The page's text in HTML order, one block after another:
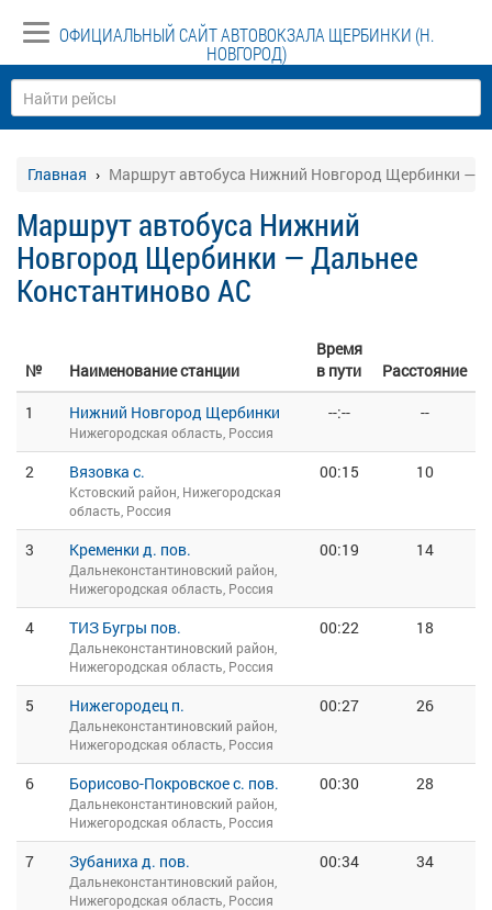
ОФИЦИАЛЬНЫЙ САЙТ АВТОВОКЗАЛА ЩЕРБИНКИ (Н.
НОВГОРОД)
Главная Маршрут автобуса Нижний Новгород Щербинки —
Маршрут автобуса Нижний
Новгород Щербинки — Дальнее
Константиново АС
№ Наименование станции
Время
в пути
Расстояние
1
Нижний Новгород Щербинки
Нижегородская область, Россия
--:-- --
2 Вязовка с.
Кстовский район, Нижегородская
область, Россия
00:15 10
3 Кременки д. пов.
Дальнеконстантиновский район,
Нижегородская область, Россия
00:19 14
4 ТИЗ Бугры пов.
Дальнеконстантиновский район,
Нижегородская область, Россия
00:22 18
5 Нижегородец п.
Дальнеконстантиновский район,
Нижегородская область, Россия
00:27 26
6 Борисово-Покровское с. пов.
Дальнеконстантиновский район,
Нижегородская область, Россия
00:30 28
7 Зубаниха д. пов.
Дальнеконстантиновский район,
Нижегородская область, Россия
00:34 34